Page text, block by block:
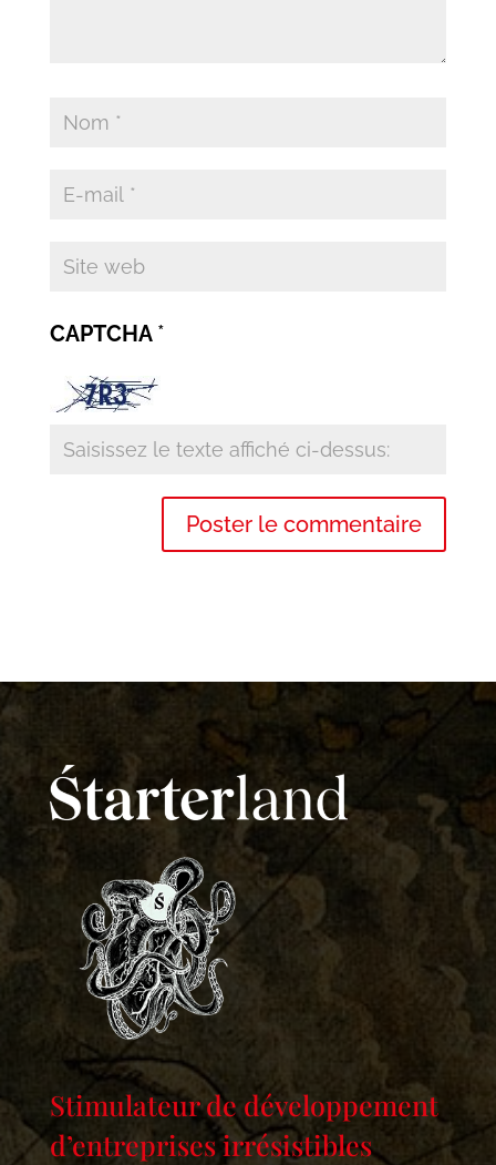
CAPTCHA *
Stimulateur de développement
d’entreprises irrésistibles